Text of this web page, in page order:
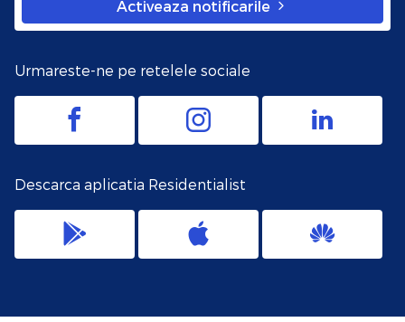
Activeaza notificarile
Urmareste-ne pe retelele sociale
Descarca aplicatia Residentialist